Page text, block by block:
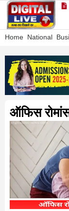
Home National
ऑफिस